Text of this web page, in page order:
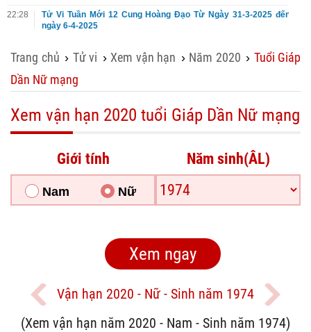
22:28
Tử Vi Tuần Mới 12 Cung Hoàng Đạo Từ Ngày 31-3-2025 đến
ngày 6-4-2025
Trang chủ › Tử vi › Xem vận hạn › Năm 2020 › Tuổi Giáp
Dần Nữ mạng
Xem vận hạn 2020 tuổi Giáp Dần Nữ mạng
Giới tính
Nam Nữ
Năm sinh(ÂL)
Vận hạn 2020 - Nữ - Sinh năm 1974
(Xem vận hạn năm 2020 - Nam - Sinh năm 1974)